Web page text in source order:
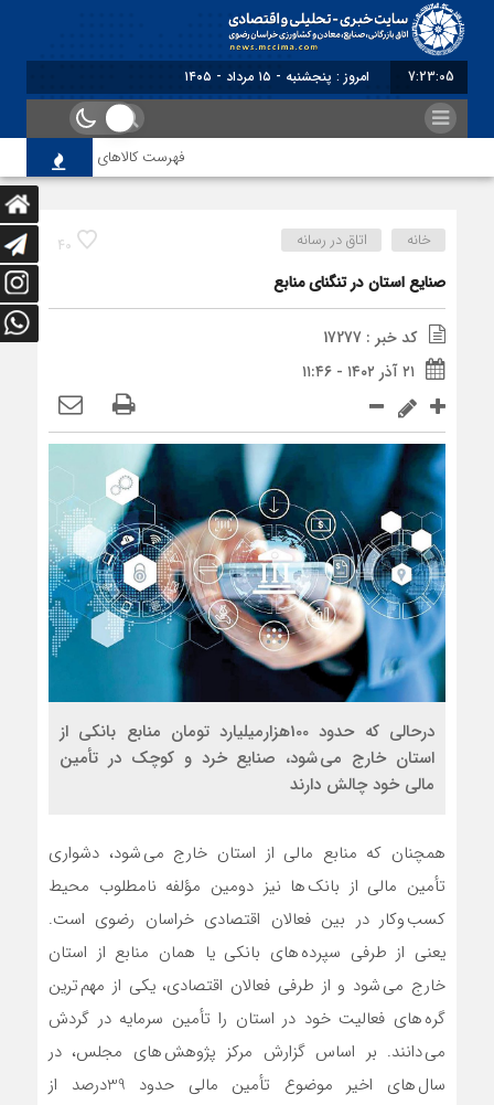
7:23:05 برابر با : Thursday - 6 August -
فهرست کالاهای مشمول بازگشت
40 خانه اتاق در رسانه
صنایع استان در تنگنای منابع
کد خبر : 17277
۲۱ آذر ۱۴۰۲ - ۱۱:۴۶
درحالی که حدود 100هزارمیلیارد تومان منابع بانکی از
استان خارج می شود، صنایع خرد و کوچک در تأمین
مالی خود چالش دارند
همچنان که منابع مالی از استان خارج می شود، دشواری
تأمین مالی از بانک ها نیز دومین مؤلفه نامطلوب محیط
کسب وکار در بین فعالان اقتصادی خراسان رضوی است.
یعنی از طرفی سپرده های بانکی یا همان منابع از استان
خارج می شود و از طرفی فعالان اقتصادی، یکی از مهم ترین
گره های فعالیت خود در استان را تأمین سرمایه در گردش
می دانند. بر اساس گزارش مرکز پژوهش های مجلس، در
سال های اخیر موضوع تأمین مالی حدود 39درصد از